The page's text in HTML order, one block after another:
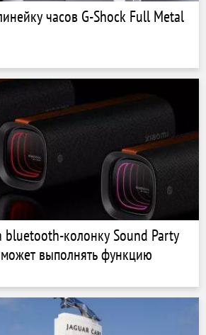
часов G-Shock Full Metal
bluetooth-колонку Sound Party
выполнять функцию